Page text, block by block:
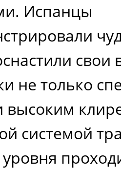
Испанцы
свои
не только
системой